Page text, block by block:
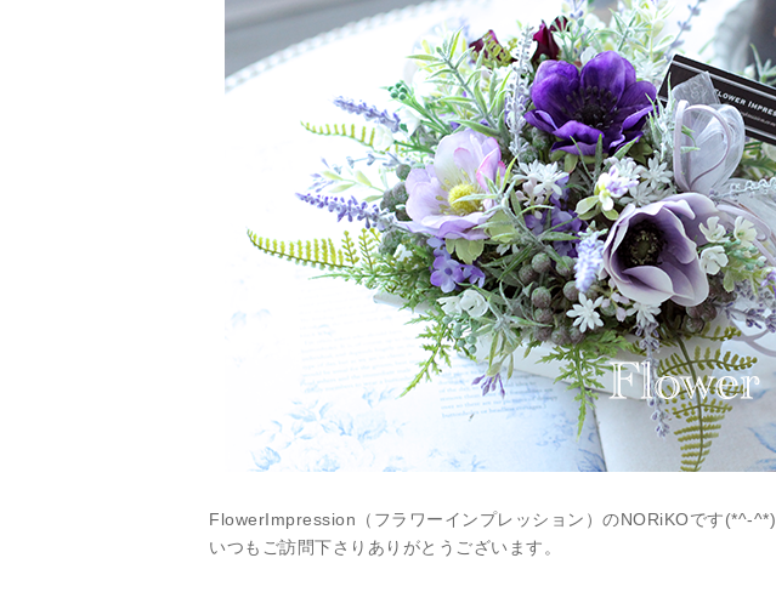
FlowerImpression（フラワーインプレッション）のNORiKOです(*^-^*)
いつもご訪問下さりありがとうございます。